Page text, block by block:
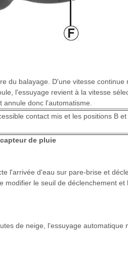
du balayage. D'une vitesse continue
l'essuyage revient à la vitesse
donc l'automatisme.
contact mis et les positions B
de pluie
l'arrivée d'eau sur pare-brise et
modifier le seuil de déclenchement
de neige, l'essuyage automatique